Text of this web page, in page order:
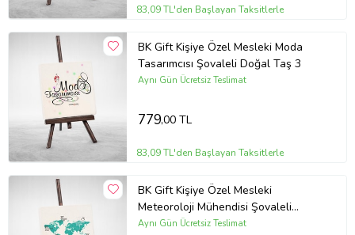
83,09 TL'den Başlayan Taksitlerle
BK Gift Kişiye Özel Mesleki Moda
Tasarımcısı Şovaleli Doğal Taş 3
Aynı Gün Ücretsiz Teslimat
779,00 TL
83,09 TL'den Başlayan Taksitlerle
BK Gift Kişiye Özel Mesleki
Meteoroloji Mühendisi Şovaleli
Doğal Taş
Aynı Gün Ücretsiz Teslimat